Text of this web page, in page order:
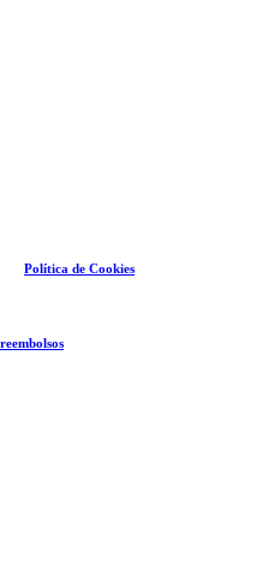
Política de Cookies